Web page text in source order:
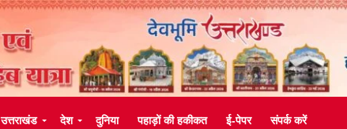
उत्तराखंड देश दुनिया पहाड़ों की हकीकत ई-पेपर संपर्क करें